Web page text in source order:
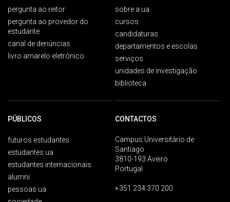
pergunta ao reitor
pergunta ao provedor do
estudante
canal de denúncias
livro amarelo eletrónico
sobre a ua
cursos
candidaturas
departamentos e escolas
serviços
unidades de investigação
biblioteca
PÚBLICOS
futuros estudantes
estudantes ua
estudantes internacionais
alumni
pessoas ua
CONTACTOS
Campus Universitário de
Santiago
3810-193 Aveiro
Portugal
+351 234 370 200